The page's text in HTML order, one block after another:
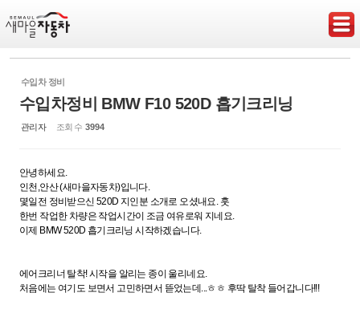
수입차 정비
수입차정비 BMW F10 520D 흡기크리닝
관리자 조회 수 3994
안녕하세요.
인천,안산 (새마을자동차)입니다.
몇일전 정비받으신 520D 지인분 소개로 오셨내요. 훗
한번 작업한 차량은 작업시간이 조금 여유로워 지네요.
이제 BMW 520D 흡기크리닝 시작하겠습니다.
에어크리너 탈착! 시작을 알리는 종이 울리네요.
처음에는 여기도 보면서 고민하면서 뜯었는데...ㅎㅎ 후딱 탈착 들어갑니다!!!
Sketchbook5, 스케치북5
Sketchbook5, 스케치북5